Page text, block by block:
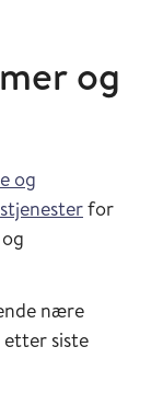
og
og
for
nære
etter siste